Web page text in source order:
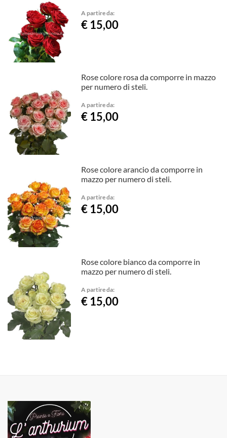
A partire da:
€ 15,00
Rose colore rosa da comporre in mazzo
per numero di steli.
A partire da:
€ 15,00
Rose colore arancio da comporre in
mazzo per numero di steli.
A partire da:
€ 15,00
Rose colore bianco da comporre in
mazzo per numero di steli.
A partire da:
€ 15,00